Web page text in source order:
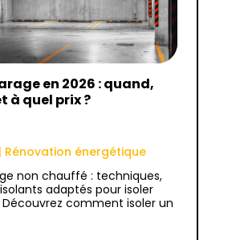
en 2026 : quand,
à quel prix ?
| Rénovation énergétique
non chauffé : techniques,
adaptés pour isoler
comment isoler un